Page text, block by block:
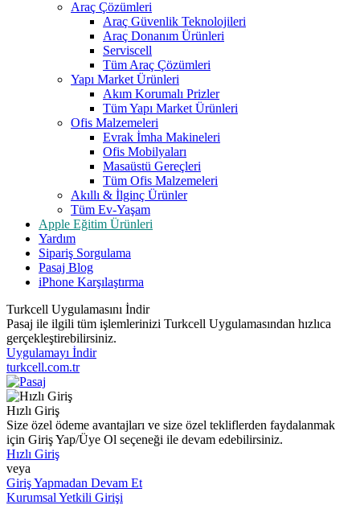
Araç Çözümleri
Araç Güvenlik Teknolojileri
Araç Donanım Ürünleri
Serviscell
Tüm Araç Çözümleri
Yapı Market Ürünleri
Akım Korumalı Prizler
Tüm Yapı Market Ürünleri
Ofis Malzemeleri
Evrak İmha Makineleri
Ofis Mobilyaları
Masaüstü Gereçleri
Tüm Ofis Malzemeleri
Akıllı & İlginç Ürünler
Tüm Ev-Yaşam
Apple Eğitim Ürünleri
Yardım
Sipariş Sorgulama
Pasaj Blog
iPhone Karşılaştırma
Turkcell Uygulamasını İndir
Pasaj ile ilgili tüm işlemlerinizi Turkcell Uygulamasından hızlıca
gerçekleştirebilirsiniz.
Uygulamayı İndir
turkcell.com.tr
Hızlı Giriş
Size özel ödeme avantajları ve size özel tekliflerden faydalanmak
için Giriş Yap/Üye Ol seçeneği ile devam edebilirsiniz.
Hızlı Giriş
veya
Giriş Yapmadan Devam Et
Kurumsal Yetkili Girişi